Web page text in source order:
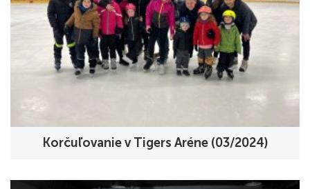
Korčuľovanie v Tigers Aréne (03/2024)